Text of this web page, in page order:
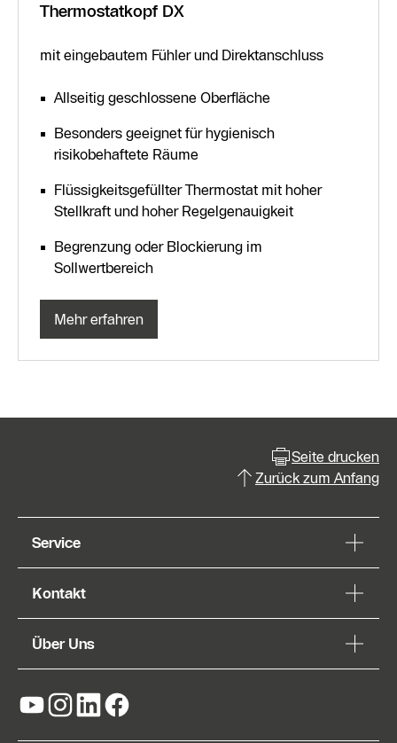
Thermostatkopf DX
mit eingebautem Fühler und Direktanschluss
Allseitig geschlossene Oberfläche
Besonders geeignet für hygienisch
risikobehaftete Räume
Flüssigkeitsgefüllter Thermostat mit hoher
Stellkraft und hoher Regelgenauigkeit
Begrenzung oder Blockierung im
Sollwertbereich
Mehr erfahren
Seite drucken
Zurück zum Anfang
Service
Kontakt
Über Uns